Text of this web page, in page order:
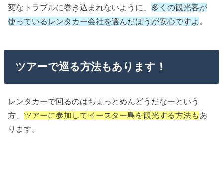
変なトラブルに巻き込まれないように、 多くの観光客が
使っているレンタカー会社を選んだほうが安心ですよ 。
ツアーで巡る方法もあります！
レンタカーで回るのはちょっとめんどうだなーという
方、 ツアーに参加してイースター島を観光する方法もあ
ります。